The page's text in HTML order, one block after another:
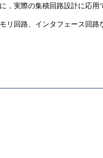
，実際の集積回路設計に応用
リ回路、インタフェース回路